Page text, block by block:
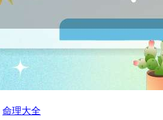
命理大全